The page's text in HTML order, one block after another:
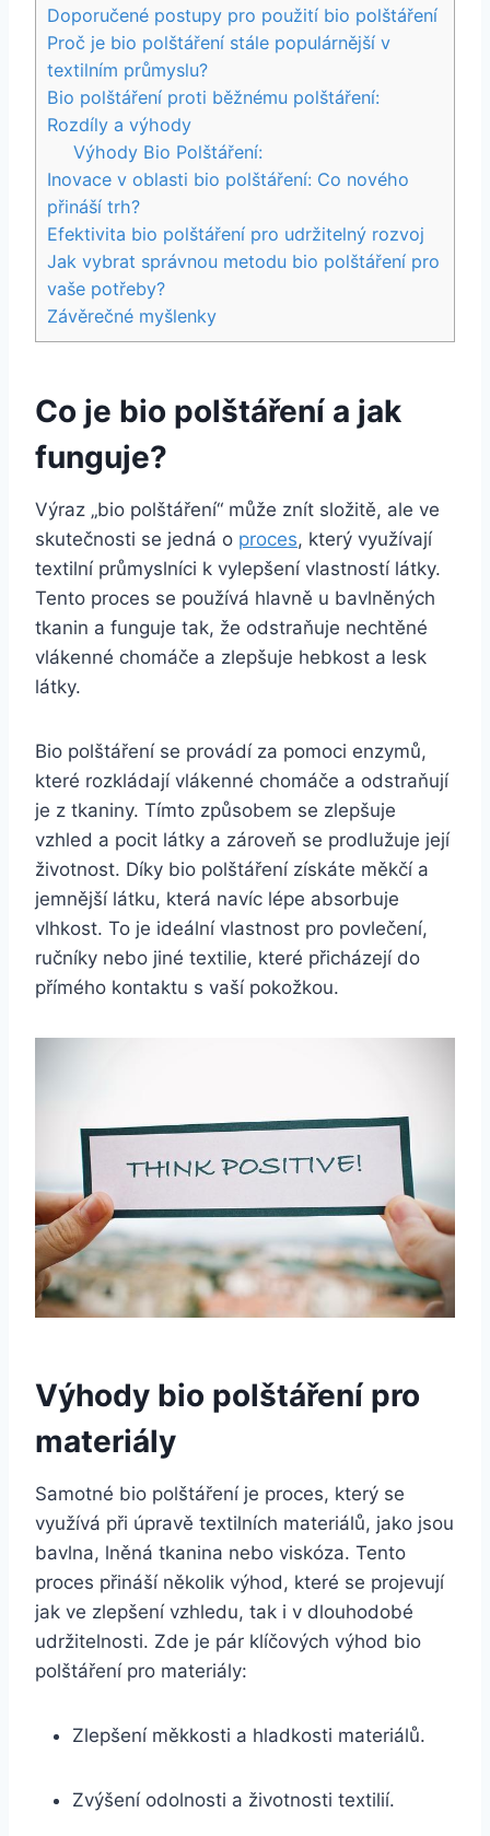
Doporučené⁢ postupy pro použití bio polštáření
Proč je bio polštáření stále populárnější v
textilním průmyslu?
Bio polštáření proti ‌běžnému⁣ polštáření:
Rozdíly‍ a výhody
Výhody Bio Polštáření:
Inovace v oblasti bio ​polštáření: Co nového
přináší‌ trh?
Efektivita bio polštáření pro udržitelný rozvoj
Jak vybrat správnou metodu bio polštáření pro
vaše potřeby?
Závěrečné myšlenky
Co je bio polštáření a jak
funguje?
Výraz ‌„bio polštáření“ ‍může​ znít složitě, ale ve
skutečnosti se jedná o proces, který využívají
textilní průmyslníci k vylepšení ⁢vlastností látky.
Tento proces se používá hlavně u bavlněných
tkanin a⁢ funguje tak, že odstraňuje nechtěné
vlákenné chomáče ‌a zlepšuje hebkost a lesk
látky.
Bio polštáření se provádí za pomoci⁤ enzymů,
které rozkládají vlákenné ​chomáče a odstraňují
je z tkaniny. Tímto⁣ způsobem⁢ se zlepšuje
vzhled a pocit látky a zároveň se prodlužuje její
životnost. Díky bio polštáření získáte měkčí a
jemnější látku, která navíc lépe absorbuje
vlhkost. To je ideální vlastnost ⁢pro ‍povlečení,
ručníky nebo jiné textilie, které přicházejí do
přímého kontaktu s vaší pokožkou.
Výhody bio polštáření pro
materiály
Samotné‍ bio polštáření je proces, který se
využívá při⁤ úpravě textilních materiálů, jako jsou
bavlna, lněná tkanina nebo viskóza. Tento
proces přináší několik výhod, které se projevují
jak ve⁤ zlepšení vzhledu, tak i v⁤ dlouhodobé
udržitelnosti. Zde je pár klíčových výhod bio​
polštáření pro materiály:
Zlepšení měkkosti a hladkosti materiálů.
Zvýšení odolnosti a životnosti textilií.